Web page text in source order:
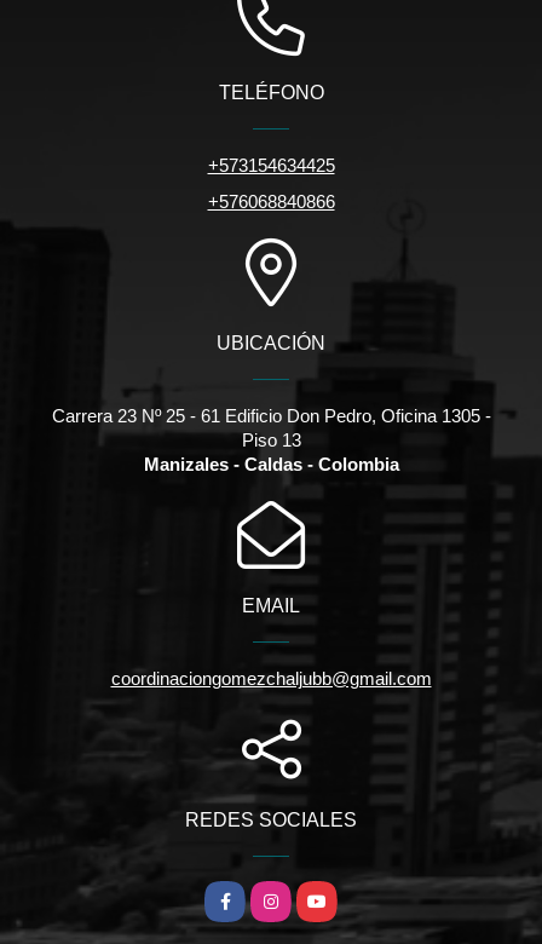
TELÉFONO
+573154634425
+576068840866
UBICACIÓN
Carrera 23 Nº 25 - 61 Edificio Don Pedro, Oficina 1305 -
Piso 13
Manizales - Caldas - Colombia
EMAIL
coordinaciongomezchaljubb@gmail.com
REDES SOCIALES
FacebookInstagramYouTube